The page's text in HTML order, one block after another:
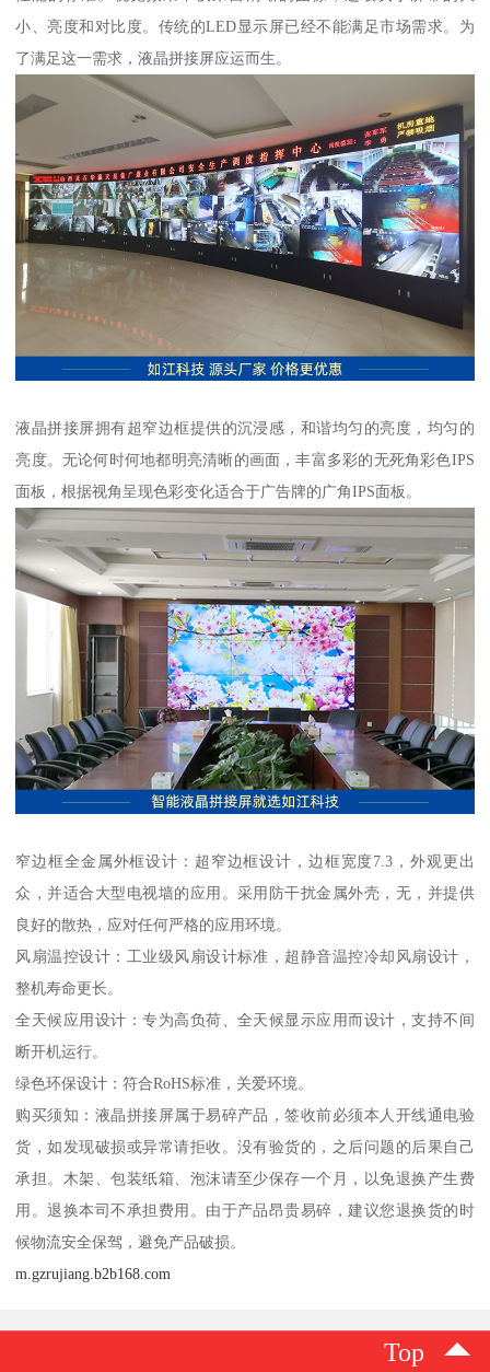
小、亮度和对比度。传统的LED显示屏已经不能满足市场需求。为
了满足这一需求，液晶拼接屏应运而生。
液晶拼接屏拥有超窄边框提供的沉浸感，和谐均匀的亮度，均匀的
亮度。无论何时何地都明亮清晰的画面，丰富多彩的无死角彩色IPS
面板，根据视角呈现色彩变化适合于广告牌的广角IPS面板。
窄边框全金属外框设计：超窄边框设计，边框宽度7.3，外观更出
众，并适合大型电视墙的应用。采用防干扰金属外壳，无，并提供
良好的散热，应对任何严格的应用环境。
风扇温控设计：工业级风扇设计标准，超静音温控冷却风扇设计，
整机寿命更长。
全天候应用设计：专为高负荷、全天候显示应用而设计，支持不间
断开机运行。
绿色环保设计：符合RoHS标准，关爱环境。
购买须知：液晶拼接屏属于易碎产品，签收前必须本人开线通电验
货，如发现破损或异常请拒收。没有验货的，之后问题的后果自己
承担。木架、包装纸箱、泡沫请至少保存一个月，以免退换产生费
用。退换本司不承担费用。由于产品昂贵易碎，建议您退换货的时
候物流安全保驾，避免产品破损。
m.gzrujiang.b2b168.com
Top